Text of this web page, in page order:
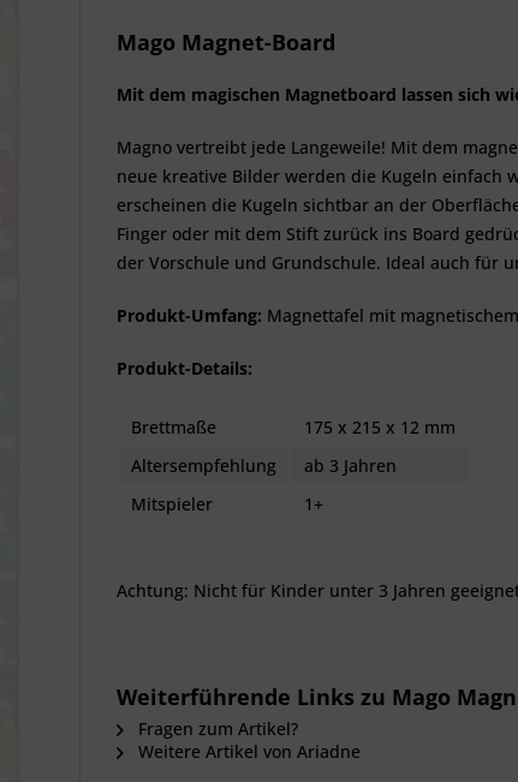
Mago Magnet-Board
Mit dem magischen Magnetboard lassen sich
Magno vertreibt jede Langeweile! Mit dem
neue kreative Bilder werden die Kugeln einfach
erscheinen die Kugeln sichtbar an der
Finger oder mit dem Stift zurück ins Board
der Vorschule und Grundschule. Ideal auch für
Produkt-Umfang: Magnettafel mit
Produkt-Details:
Brettmaße
175 x 215 x 12 mm
Altersempfehlung
ab 3 Jahren
Mitspieler
1+
Achtung: Nicht für Kinder unter 3 Jahren
Weiterführende Links zu Mago
Fragen zum Artikel?
Weitere Artikel von Ariadne